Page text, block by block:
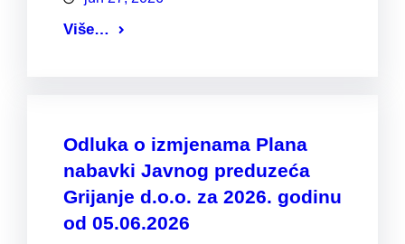
Više…
Odluka o izmjenama Plana
nabavki Javnog preduzeća
Grijanje d.o.o. za 2026. godinu
od 05.06.2026